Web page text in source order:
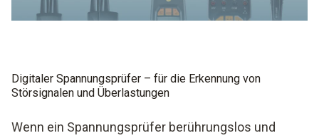
Digitaler Spannungsprüfer – für die Erkennung von
Störsignalen und Überlastungen
Wenn ein Spannungsprüfer berührungslos und